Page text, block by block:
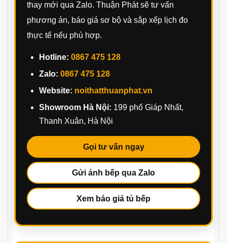
thay mới qua Zalo. Thuận Phát sẽ tư vấn
phương án, báo giá sơ bộ và sắp xếp lịch đo
thực tế nếu phù hợp.
Hotline: 0867 475 128
Zalo: 0867 475 128
Website: noithatthuanphat.vn
Showroom Hà Nội: 199 phố Giáp Nhất,
Thanh Xuân, Hà Nội
Gọi tư vấn ngay
Gửi ảnh bếp qua Zalo
Xem báo giá tủ bếp